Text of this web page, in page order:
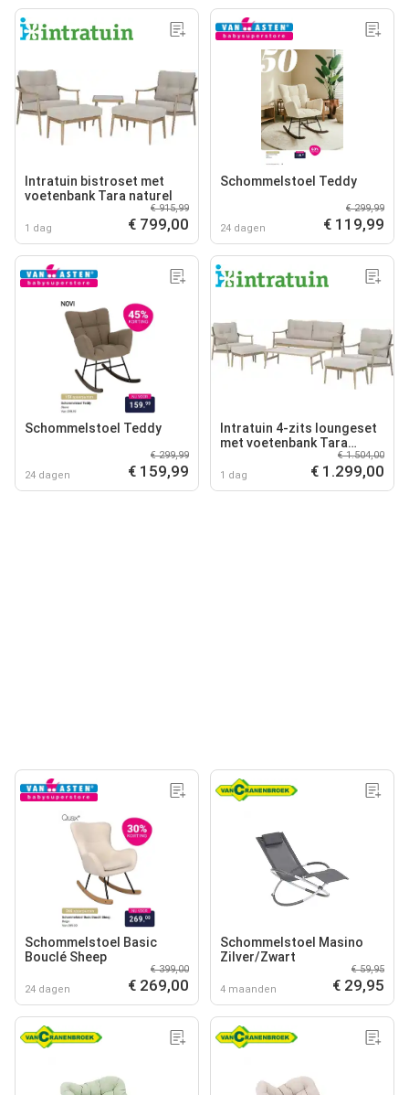
Intratuin bistroset met
voetenbank Tara naturel
1 dag
€ 915,99
€ 799,00
Schommelstoel Teddy
24 dagen
€ 299,99
€ 119,99
Schommelstoel Teddy
24 dagen
€ 299,99
€ 159,99
Intratuin 4-zits loungeset
met voetenbank Tara
1 dag
€ 1.504,00
€ 1.299,00
Schommelstoel Basic
Bouclé Sheep
24 dagen
€ 399,00
€ 269,00
Schommelstoel Masino
Zilver/Zwart
4 maanden
€ 59,95
€ 29,95